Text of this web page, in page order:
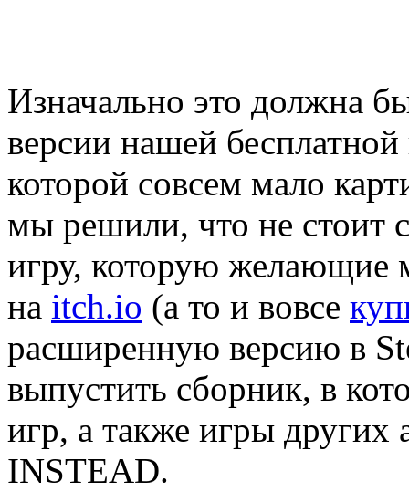
Изначально это должна
версии нашей
которой совсем мало
мы решили, что не стоит
игру, которую желающие
на itch.io (а то и вовсе
расширенную версию в
выпустить сборник, в
игр, а также игры других
INSTEAD.